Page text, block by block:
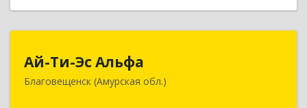
Ай-Ти-Эс Альфа
Благовещенск (Амурская обл.)
675000, Амурская обл, Благовещенск г, Зейская